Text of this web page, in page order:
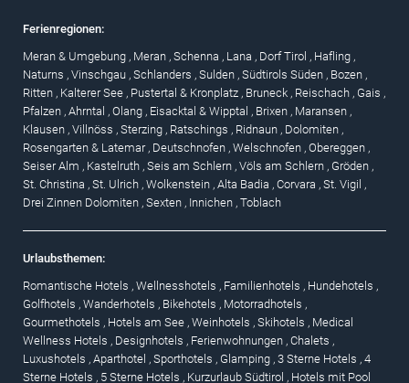
Ferienregionen:
Meran & Umgebung , Meran , Schenna , Lana , Dorf Tirol , Hafling ,
Naturns , Vinschgau , Schlanders , Sulden , Südtirols Süden , Bozen ,
Ritten , Kalterer See , Pustertal & Kronplatz , Bruneck , Reischach , Gais ,
Pfalzen , Ahrntal , Olang , Eisacktal & Wipptal , Brixen , Maransen ,
Klausen , Villnöss , Sterzing , Ratschings , Ridnaun , Dolomiten ,
Rosengarten & Latemar , Deutschnofen , Welschnofen , Obereggen ,
Seiser Alm , Kastelruth , Seis am Schlern , Völs am Schlern , Gröden ,
St. Christina , St. Ulrich , Wolkenstein , Alta Badia , Corvara , St. Vigil ,
Drei Zinnen Dolomiten , Sexten , Innichen , Toblach
Urlaubsthemen:
Romantische Hotels , Wellnesshotels , Familienhotels , Hundehotels ,
Golfhotels , Wanderhotels , Bikehotels , Motorradhotels ,
Gourmethotels , Hotels am See , Weinhotels , Skihotels , Medical
Wellness Hotels , Designhotels , Ferienwohnungen , Chalets ,
Luxushotels , Aparthotel , Sporthotels , Glamping , 3 Sterne Hotels , 4
Sterne Hotels , 5 Sterne Hotels , Kurzurlaub Südtirol , Hotels mit Pool